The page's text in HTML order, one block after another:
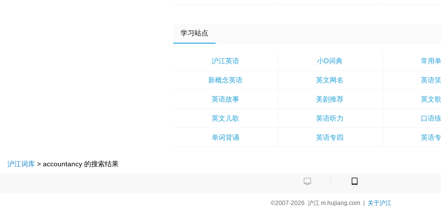
学习站点
沪江英语 小D词典 常用
新概念英语 英文网名 英语
英语故事 美剧推荐 英文
英文儿歌 英语听力 口语
单词背诵 英语专四 英语
沪江词库 > accountancy 的搜索结果
©2007-2026 沪江 m.hujiang.com| 关于沪江